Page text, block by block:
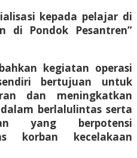
kepada pelajar di
di Pondok Pesantren”
kegiatan operasi
bertujuan untuk
dan meningkatkan
berlalulintas serta
yang berpotensi
korban kecelakaan